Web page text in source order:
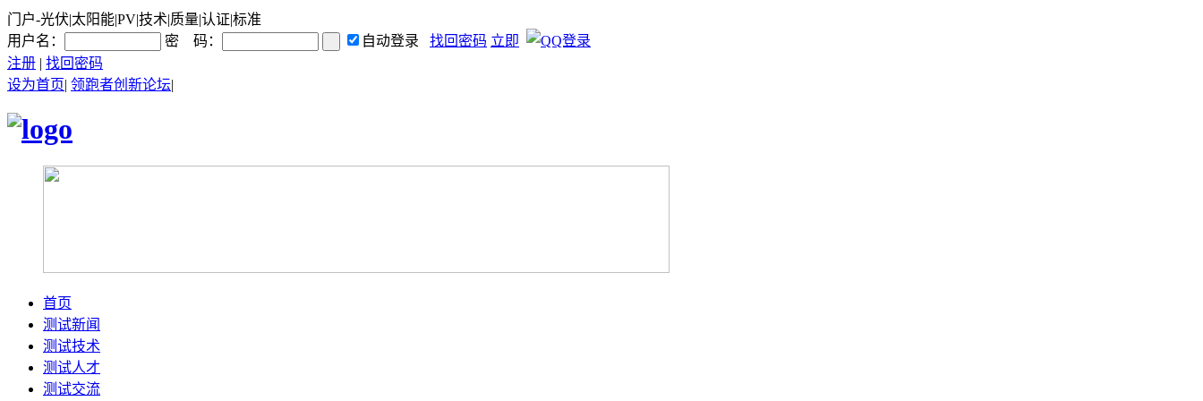
门户-光伏|太阳能|PV|技术|质量|认证|标准
用户名：
密 码： 自动登录 找回密码 立即
注册 | 找回密码
设为首页| 领跑者创新论坛|
首页
测试新闻
测试技术
测试人才
测试交流